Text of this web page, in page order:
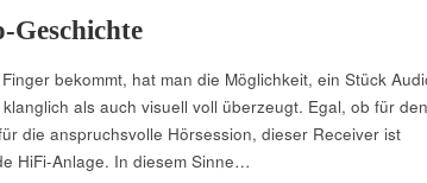
bekommt, hat man die Möglichkeit, ein Stück
als auch visuell voll überzeugt. Egal, ob für den
die anspruchsvolle Hörsession, dieser Receiver ist
HiFi-Anlage. In diesem Sinne…